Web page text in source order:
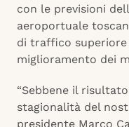
con le previsioni
aeroportuale
di traffico superiore
miglioramento dei
“Sebbene il
stagionalità del
presidente Marco